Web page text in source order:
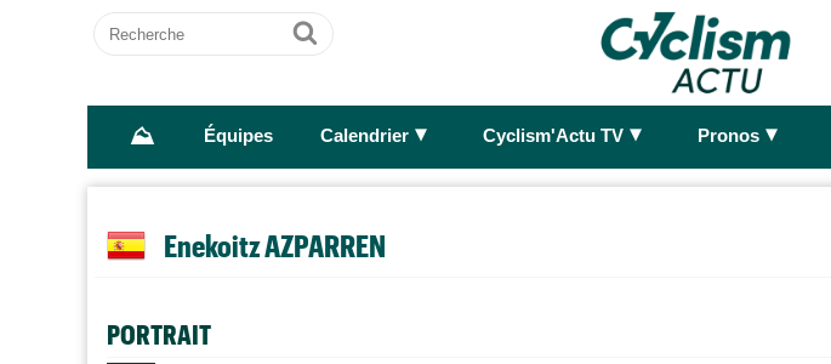
Recherche
Ok
⛰ Équipes Calendrier ► Cyclism'Actu TV ► Pronos ►
Enekoitz AZPARREN
PORTRAIT